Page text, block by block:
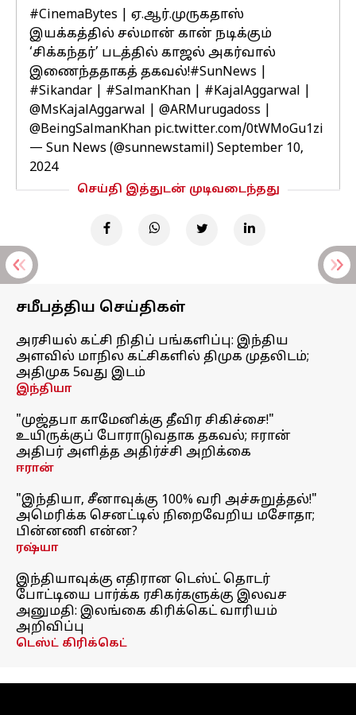
#CinemaBytes | ஏ.ஆர்.முருகதாஸ்
இயக்கத்தில் சல்மான் கான் நடிக்கும்
‘சிக்கந்தர்’ படத்தில் காஜல் அகர்வால்
இணைந்ததாகத் தகவல்!#SunNews
#Sikandar
#SalmanKhan #KajalAggarwal
@MsKajalAggarwal
@ARMurugadoss
@BeingSalmanKhan pic.twitter.com/0tWMoGu1zi
— Sun News (@sunnewstamil) September 10,
2024
செய்தி இத்துடன் முடிவடைந்தது
சமீபத்திய செய்திகள்
அரசியல் கட்சி நிதிப் பங்களிப்பு: இந்திய
அளவில் மாநில கட்சிகளில் திமுக முதலிடம்;
அதிமுக 5வது இடம்
இந்தியா
"முஜ்தபா காமேனிக்கு தீவிர சிகிச்சை!"
உயிருக்குப் போராடுவதாக தகவல்; ஈரான்
அதிபர் அளித்த அதிர்ச்சி அறிக்கை
ஈரான்
"இந்தியா, சீனாவுக்கு 100% வரி அச்சுறுத்தல்!"
அமெரிக்க செனட்டில் நிறைவேறிய மசோதா;
பின்னணி என்ன?
ரஷ்யா
இந்தியாவுக்கு எதிரான டெஸ்ட் தொடர்
போட்டியை பார்க்க ரசிகர்களுக்கு இலவச
அனுமதி: இலங்கை கிரிக்கெட் வாரியம்
அறிவிப்பு
டெஸ்ட் கிரிக்கெட்